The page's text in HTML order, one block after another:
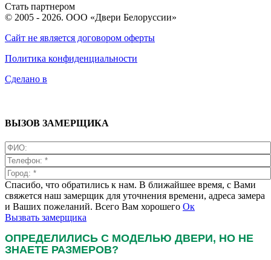
Стать партнером
© 2005 - 2026. ООО «Двери Белоруссии»
Сайт не является договором оферты
Политика конфиденциальности
Сделано в
ВЫЗОВ ЗАМЕРЩИКА
Спасибо, что обратились к нам. В ближайшее время, с Вами
свяжется наш замерщик для уточнения времени, адреса замера
и Ваших пожеланий. Всего Вам хорошего Ок
Вызвать замерщика
ОПРЕДЕЛИЛИСЬ С МОДЕЛЬЮ ДВЕРИ, НО НЕ
ЗНАЕТЕ РАЗМЕРОВ?